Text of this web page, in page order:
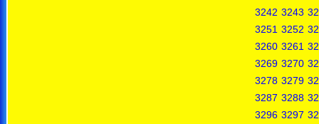
3242 3243
3251 3252
3260 3261
3269 3270
3278 3279
3287 3288
3296 3297